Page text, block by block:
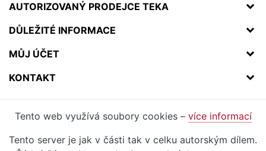
AUTORIZOVANÝ PRODEJCE TEKA
DŮLEŽITÉ INFORMACE
MŮJ ÚČET
KONTAKT
Tento web využívá soubory cookies – více informací
Tento server je jak v části tak v celku autorským dílem.